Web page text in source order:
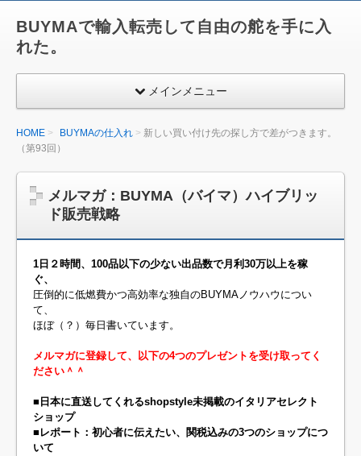
BUYMAで輸入転売して自由の舵を手に入
れた。
メインメニュー
HOME BUYMAの仕入れ
新しい買い付け先の探し方で差がつきます。
（第93回）
メルマガ：BUYMA（バイマ）ハイブリッ
ド販売戦略
1日２時間、100品以下の少ない出品数で月利30万以上を稼
ぐ、
圧倒的に低燃費かつ高効率な独自のBUYMAノウハウについ
て、
ほぼ（？）毎日書いています。
メルマガに登録して、以下の4つのプレゼントを受け取ってく
ださい＾＾
■日本に直送してくれるshopstyle未掲載のイタリアセレクト
ショップ
■レポート：初心者に伝えたい、関税込みの3つのショップにつ
いて